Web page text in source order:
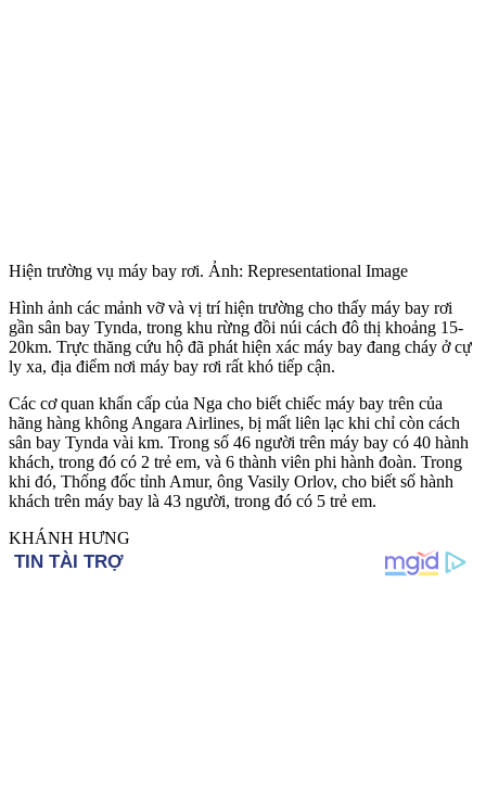
Hiện trường vụ máy bay rơi. Ảnh: Representational Image
Hình ảnh các mảnh vỡ và vị trí hiện trường cho thấy máy bay rơi
gần sân bay Tynda, trong khu rừng đồi núi cách đô thị khoảng 15-
20km. Trực thăng cứu hộ đã phát hiện xác máy bay đang cháy ở cự
ly xa, địa điểm nơi máy bay rơi rất khó tiếp cận.
Các cơ quan khẩn cấp của Nga cho biết chiếc máy bay trên của
hãng hàng không Angara Airlines, bị mất liên lạc khi chỉ còn cách
sân bay Tynda vài km. Trong số 46 người trên máy bay có 40 hành
khách, trong đó có 2 trẻ em, và 6 thành viên phi hành đoàn. Trong
khi đó, Thống đốc tỉnh Amur, ông Vasily Orlov, cho biết số hành
khách trên máy bay là 43 người, trong đó có 5 trẻ em.
KHÁNH HƯNG